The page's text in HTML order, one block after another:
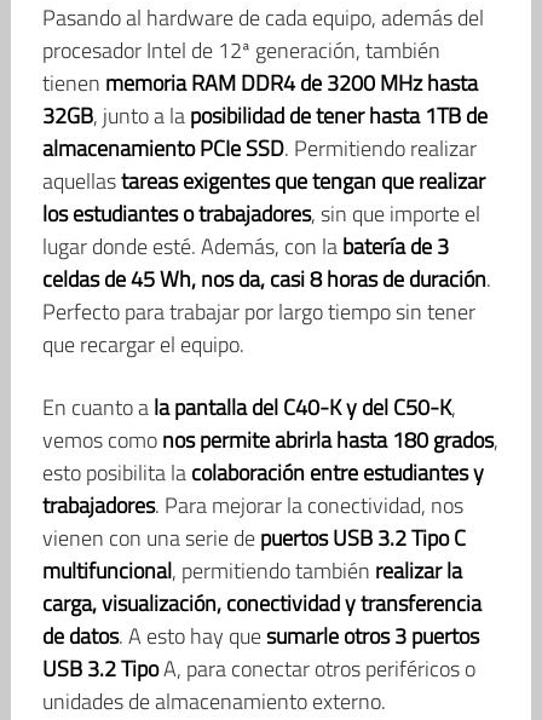
Pasando al hardware de cada equipo, además del
procesador Intel de 12ª generación, también
tienen memoria RAM DDR4 de 3200 MHz hasta
32GB, junto a laposibilidad de tener hasta 1TB de
almacenamiento PCIe SSD. Permitiendo realizar
aquellastareas exigentes que tengan que realizar
los estudiantes o trabajadores, sin que importe el
lugar donde esté. Además, con labatería de 3
celdas de 45 Wh, nos da, casi 8 horas de duración.
Perfecto para trabajar por largo tiempo sin tener
que recargar el equipo.
En cuanto ala pantalla del C40-K y del C50-K,
vemos comonos permite abrirla hasta 180 grados,
esto posibilita lacolaboración entre estudiantes y
trabajadores. Para mejorar la conectividad, nos
vienen con una serie depuertos USB 3.2 Tipo C
multifuncional, permitiendo también realizar la
carga, visualización, conectividad y transferencia
de datos. A esto hay quesumarle otros 3 puertos
USB 3.2 TipoA, para conectar otros periféricos o
unidades de almacenamiento externo.